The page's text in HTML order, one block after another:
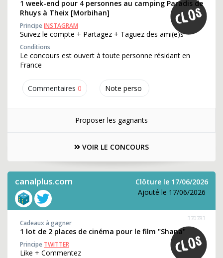
Commentaires 0 Note perso
1 week-end pour 4 personnes au camping Paradis de
Rhuys à Theix [Morbihan]
PrincipeINSTAGRAM
Suivez le compte + Partagez + Taguez des ami(e)s
Conditions
Le concours est ouvert à toute personne résidant en
France
Proposer les gagnants
VOIR LE CONCOURS
canalplus.com
Clôture le 17/06/2026
Ajouté le 17/06/2026
370783
Cadeaux à gagner
1 lot de 2 places de cinéma pour le film "Shana"
Principe TWITTER
Like + Commentez